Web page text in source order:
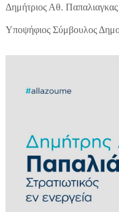
Δημήτριος Αθ. Παπαλιαγκας
Υποψήφιος Σύμβουλος